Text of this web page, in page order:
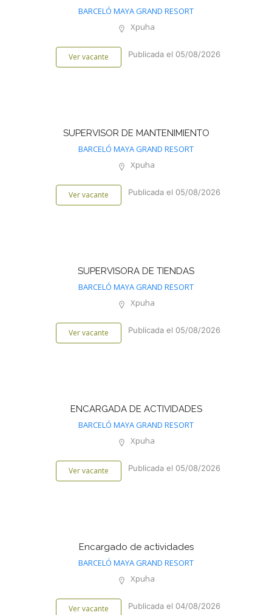
BARCELÓ MAYA GRAND RESORT
Xpuha
Ver vacante Publicada el 05/08/2026
SUPERVISOR DE MANTENIMIENTO
BARCELÓ MAYA GRAND RESORT
Xpuha
Ver vacante Publicada el 05/08/2026
SUPERVISORA DE TIENDAS
BARCELÓ MAYA GRAND RESORT
Xpuha
Ver vacante Publicada el 05/08/2026
ENCARGADA DE ACTIVIDADES
BARCELÓ MAYA GRAND RESORT
Xpuha
Ver vacante Publicada el 05/08/2026
Encargado de actividades
BARCELÓ MAYA GRAND RESORT
Xpuha
Ver vacante Publicada el 04/08/2026